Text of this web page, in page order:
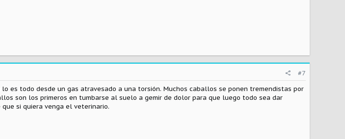
#7
lo es todo desde un gas atravesado a una torsión. Muchos caballos se ponen tremendistas por
son los primeros en tumbarse al suelo a gemir de dolor para que luego todo sea dar
si quiera venga el veterinario.